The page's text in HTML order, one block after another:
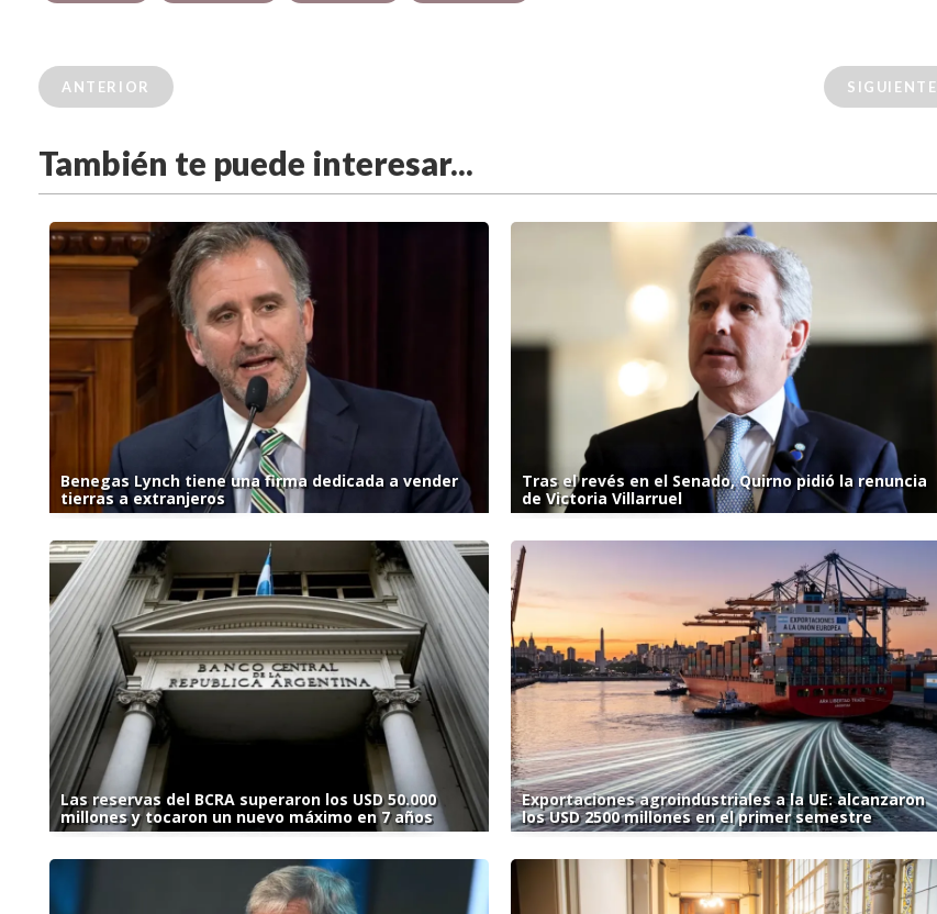
ANTERIOR SIGUIENTE
También te puede interesar...
Benegas Lynch tiene una firma dedicada a vender
tierras a extranjeros
Tras el revés en el Senado, Quirno pidió la renuncia
de Victoria Villarruel
Las reservas del BCRA superaron los USD 50.000
millones y tocaron un nuevo máximo en 7 años
Exportaciones agroindustriales a la UE: alcanzaron
los USD 2500 millones en el primer semestre